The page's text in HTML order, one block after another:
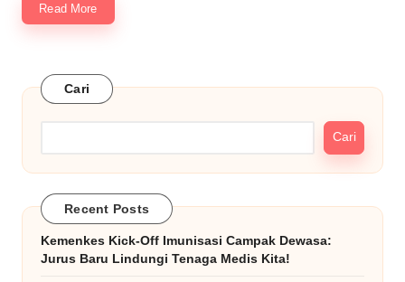
Read More
Cari
Cari
Recent Posts
Kemenkes Kick-Off Imunisasi Campak Dewasa:
Jurus Baru Lindungi Tenaga Medis Kita!